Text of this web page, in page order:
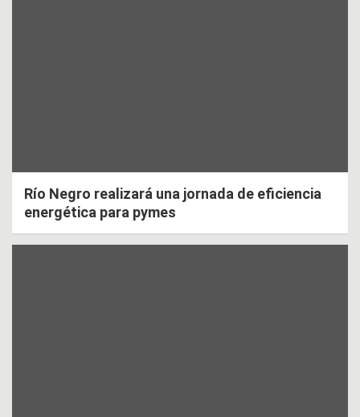
Río Negro realizará una jornada de eficiencia
energética para pymes